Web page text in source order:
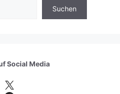
Suchen
Social Media
X